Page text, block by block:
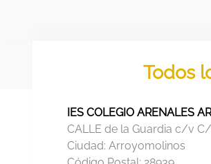
Todos
IES COLEGIO ARENALES
CALLE de la Guardia c/v
Ciudad: Arroyomolinos